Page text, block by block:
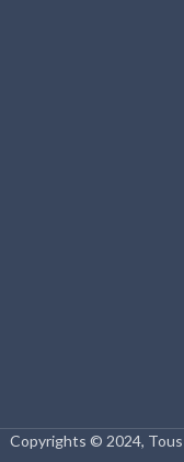
Copyrights © 2024,